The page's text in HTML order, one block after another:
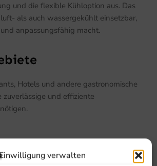
verwalten
und die flexible Kühloption aus. Das
als auch wassergekühlt einsetzbar,
anpassungsfähig macht.
Hotels und andere gastronomische
zuverlässige und effiziente